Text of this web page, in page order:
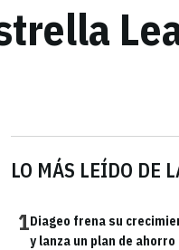
LO MÁS LEÍDO DE
1Diageo frena su
y lanza un plan de ahorro